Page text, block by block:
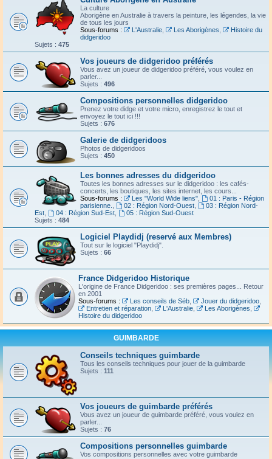
La culture
Aborigène en Australie à travers la peinture, les légendes, la vie
de tous les jours
Sous-forums :
L'Australie, Les Aborigènes
Histoire du
didgeridoo
Sujets : 475
Vos joueurs de didgeridoo préférés
Vous avez un joueur de didgeridoo préféré, vous voulez en
parler...
Sujets : 496
Compositions personnelles didgeridoo
Prenez votre didge et votre micro, enregistrez le tout et
envoyez le tout ici !!!
Sujets : 676
Galerie de didgeridoos
Photos de didgeridoos
Sujets : 450
Les bonnes adresses du didgeridoo
Toutes les bonnes adresses sur le didgeridoo : les cafés-
concerts, les boutiques, les sites internet, les cours...
Sous-forums :
Les "World Wide liens",
01 : Paris - Région
parisienne.
02 : Région Nord-Ouest,
03 : Région Nord-
Est
04 : Région Sud-Est,
05 : Région Sud-Ouest
Sujets : 484
Logiciel Playdidj (reservé aux Membres)
Tout sur le logiciel "Playdidj".
Sujets : 66
France Didgeridoo Historique
L'origine de France Didgeridoo : ses premières pages... Retour
en 2001
Sous-forums :
Les conseils de Séb, Jouer du didgeridoo,
Entretien et réparation, L'Australie, Les Aborigènes
Histoire du didgeridoo
GUIMBARDE
Conseils techniques guimbarde
Tous les conseils techniques pour jouer de la guimbarde
Sujets : 111
Vos joueurs de guimbarde préférés
Vous avez un joueur de guimbarde préféré, vous voulez en
parler...
Sujets : 76
Compositions personnelles guimbarde
Vos compositions personnelles avec votre guimbarde